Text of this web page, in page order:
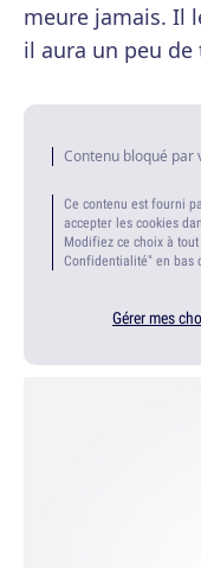
meure jamais. Il
il aura un peu de
Contenu bloqué par
Ce contenu est fourni
accepter les cookies
Modifiez ce choix à
Confidentialité" en bas
Gérer mes